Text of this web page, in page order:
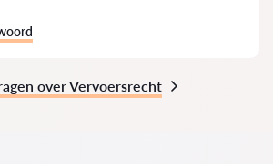
over Vervoersrecht